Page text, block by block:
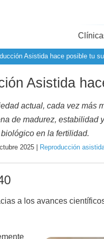
Asistida hace posible tu
Asistida
actual, cada vez más
de madurez,
biológico en la fertilidad.
2025 | Reproducción
a los avances